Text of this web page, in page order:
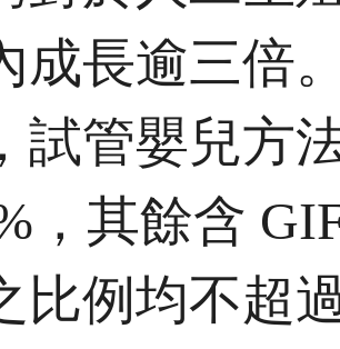
成長逾三倍
試管嬰兒方
，其餘含
比例均不超